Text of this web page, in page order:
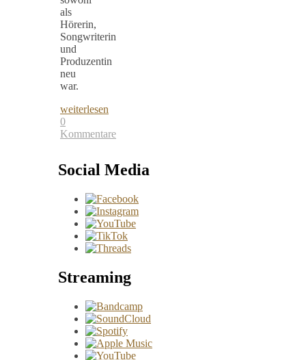
als
Hörerin,
Songwriterin
und
Produzentin
neu
war.
weiterlesen
0
Kommentare
Social Media
Streaming